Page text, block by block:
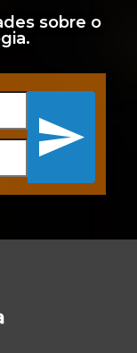
sobre o
Inscreva-se